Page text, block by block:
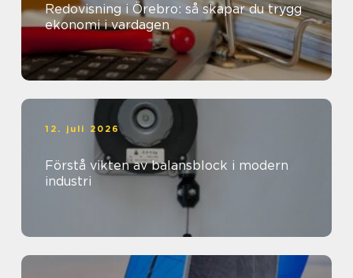
Redovisning i Örebro: så skapar du trygg
ekonomi i vardagen
12. juli 2026
Förstå vikten av balansblock i modern
industri